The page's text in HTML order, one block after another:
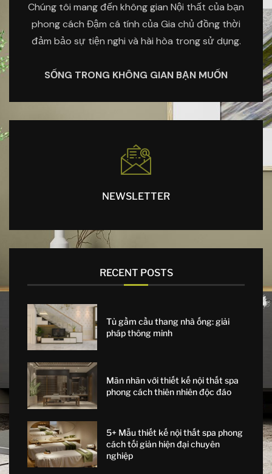
Chúng tôi mang đến không gian Nội thất của bạn
phong cách Đậm cá tính của Gia chủ đồng thời
đảm bảo sự tiện nghi và hài hòa trong sử dụng.
SỐNG TRONG KHÔNG GIAN BẠN MUỐN
NEWSLETTER
RECENT POSTS
Tủ gầm cầu thang nhà ống: giải
pháp thông minh
Mãn nhãn với thiết kế nội thất spa
phong cách thiên nhiên độc đáo
5+ Mẫu thiết kế nội thất spa phong
cách tối giản hiện đại chuyên
nghiệp